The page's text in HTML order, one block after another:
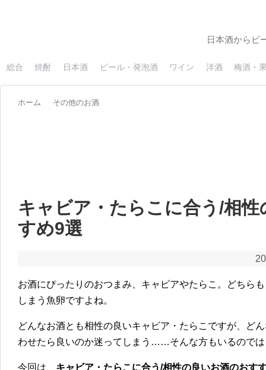
日本酒からビ
総合 焼酎 日本酒 ビール・発泡酒 ワイン 洋酒 梅酒・
ホーム その他のお酒
キャビア・たらこに合う/相
すめ9選
お酒にぴったりのおつまみ、キャビアやたらこ。どちら
しまう魚卵ですよね。
どんなお酒とも相性の良いキャビア・たらこですが、ど
わせたら良いのか迷ってしまう……そんな方もいるので
今回は、 キャビア・たらこに合う/相性の良いお酒のおす